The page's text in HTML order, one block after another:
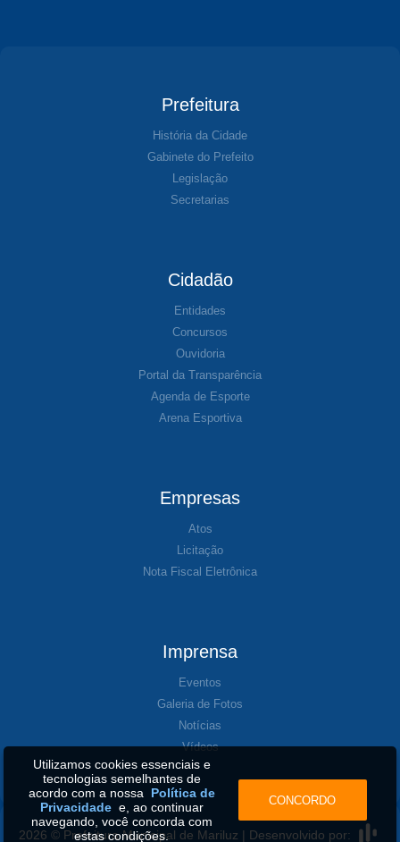
Prefeitura
História da Cidade
Gabinete do Prefeito
Legislação
Secretarias
Cidadão
Entidades
Concursos
Ouvidoria
Portal da Transparência
Agenda de Esporte
Arena Esportiva
Empresas
Atos
Licitação
Nota Fiscal Eletrônica
Imprensa
Eventos
Galeria de Fotos
Notícias
Vídeos
2026 © Prefeitura Municipal de Mariluz | Desenvolvido por:
Utilizamos cookies essenciais e
tecnologias semelhantes de
acordo com a nossa Política de
Privacidadee, ao continuar
navegando, você concorda com
estas condições.
CONCORDO